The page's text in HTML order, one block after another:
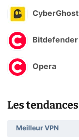
CyberGhost
Bitdefender
Opera
Les tendances
Meilleur VPN